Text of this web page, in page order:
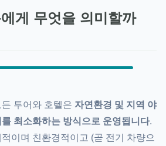
게 무엇을 의미할까
투어와 호텔은 자연환경 및 지역 야
최소화하는 방식으로 운영됩니다.
이며 친환경적이고 (곧 전기 차량으